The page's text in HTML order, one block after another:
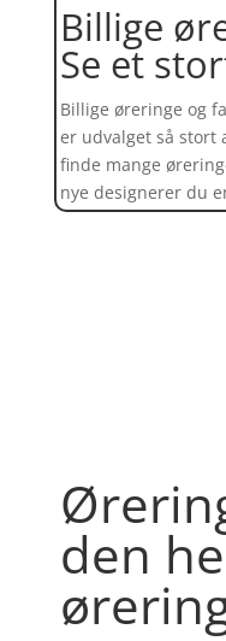
Billige
Se et
Billige øreringe og
er udvalget så stort
finde mange
nye designerer du
den